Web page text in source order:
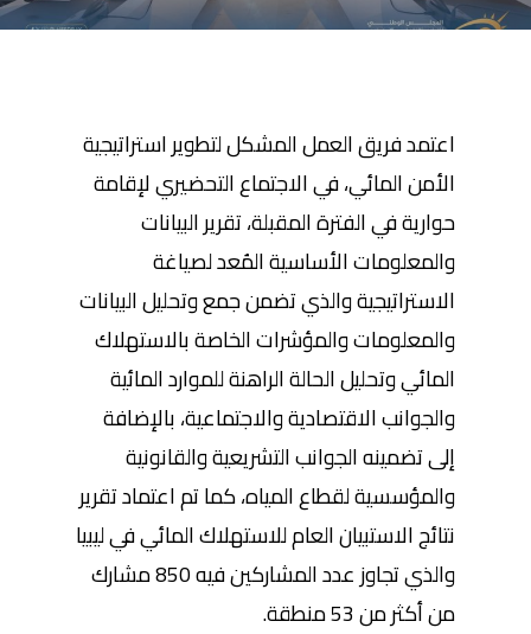
اعتمد فريق العمل المشكل لتطوير استراتيجية
الأمن المائي، في الاجتماع التحضيري لإقامة
حوارية في الفترة المقبلة، تقرير البيانات
والمعلومات الأساسية المُعد لصياغة
الاستراتيجية والذي تضمن جمع وتحليل البيانات
والمعلومات والمؤشرات الخاصة بالاستهلاك
المائي وتحليل الحالة الراهنة للموارد المائية
والجوانب الاقتصادية والاجتماعية، بالإضافة
إلى تضمينه الجوانب التشريعية والقانونية
والمؤسسية لقطاع المياه، كما تم اعتماد تقرير
نتائج الاستبيان العامللاستهلاك المائي في ليبيا
والذي تجاوز عدد المشاركين فيه 850 مشارك
من أكثر من 53 منطقة.